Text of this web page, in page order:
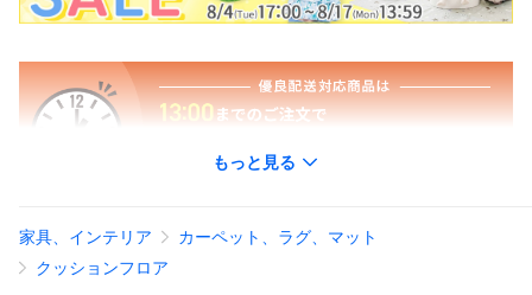
もっと見る
家具、インテリア
カーペット、ラグ、マット
クッションフロア